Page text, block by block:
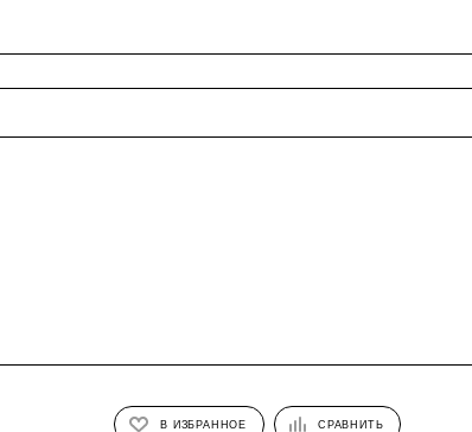
В ИЗБРАННОЕ СРАВНИТЬ